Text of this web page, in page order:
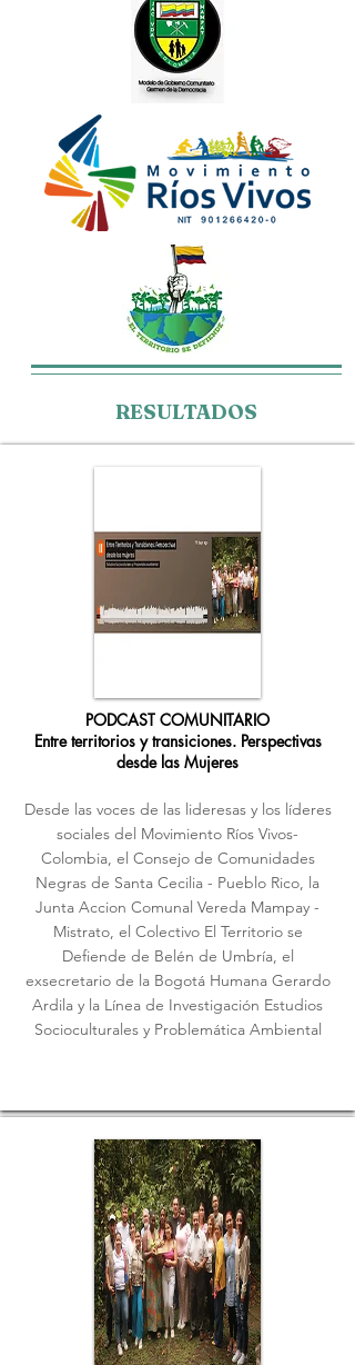
RESULTADOS
PODCAST COMUNITARIO
Entre territorios y transiciones. Perspectivas
desde las Mujeres
Desde las voces de las lideresas y los líderes
sociales del Movimiento Ríos Vivos-
Colombia, el Consejo de Comunidades
Negras de Santa Cecilia - Pueblo Rico, la
Junta Accion Comunal Vereda Mampay -
Mistrato, el Colectivo El Territorio se
Defiende de Belén de Umbría, el
exsecretario de la Bogotá Humana Gerardo
Ardila y la Línea de Investigación Estudios
Socioculturales y Problemática Ambiental